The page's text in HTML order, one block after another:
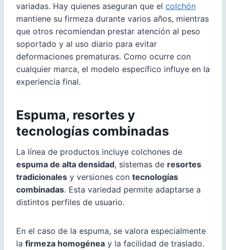
variadas. Hay quienes aseguran que el colchón
mantiene su firmeza durante varios años, mientras
que otros recomiendan prestar atención al peso
soportado y al uso diario para evitar
deformaciones prematuras. Como ocurre con
cualquier marca, el modelo específico influye en la
experiencia final.
Espuma, resortes y
tecnologías combinadas
La línea de productos incluye colchones de
espuma de alta densidad, sistemas de resortes
tradicionales y versiones con tecnologías
combinadas. Esta variedad permite adaptarse a
distintos perfiles de usuario.
En el caso de la espuma, se valora especialmente
la firmeza homogénea y la facilidad de traslado.